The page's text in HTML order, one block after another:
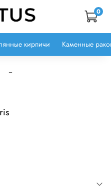
0
кирпичи Каменные